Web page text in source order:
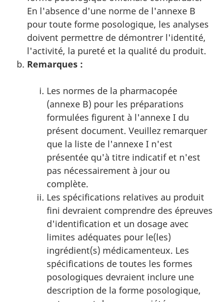
En l'absence d'une norme de l'annexe B
pour toute forme posologique, les analyses
doivent permettre de démontrer l'identité,
l'activité, la pureté et la qualité du produit.
Remarques :
Les normes de la pharmacopée
(annexe B) pour les préparations
formulées figurent à l'annexe I du
présent document. Veuillez remarquer
que la liste de l'annexe I n'est
présentée qu'à titre indicatif et n'est
pas nécessairement à jour ou
complète.
Les spécifications relatives au produit
fini devraient comprendre des épreuves
d'identification et un dosage avec
limites adéquates pour le(les)
ingrédient(s) médicamenteux. Les
spécifications de toutes les formes
posologiques devraient inclure une
description de la forme posologique,